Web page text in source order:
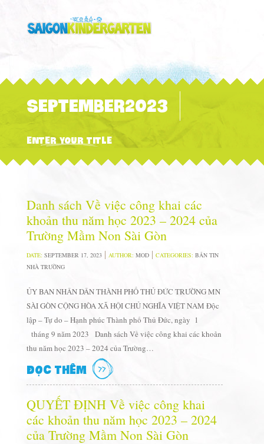
SEPTEMBER2023
ENTER YOUR TITLE
Danh sách Về việc công khai các
khoản thu năm học 2023 – 2024 của
Trường Mầm Non Sài Gòn
DATE: SEPTEMBER 17, 2023 AUTHOR: MOD CATEGORIES: BẢN TIN
NHÀ TRƯỜNG
ỦY BAN NHÂN DÂN THÀNH PHỐ THỦ ĐỨC TRƯỜNG MN
SÀI GÒN CỘNG HÒA XÃ HỘI CHỦ NGHĨA VIỆT NAM Độc
lập – Tự do – Hạnh phúc Thành phố Thủ Đức, ngày 1
tháng 9 năm 2023 Danh sách Về việc công khai các khoản
thu năm học 2023 – 2024 của Trường…
ĐỌC THÊM
QUYẾT ĐỊNH Về việc công khai
các khoản thu năm học 2023 – 2024
của Trường Mầm Non Sài Gòn